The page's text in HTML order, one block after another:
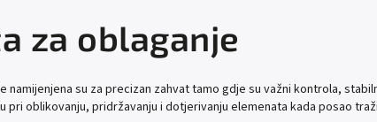
za oblaganje
namijenjena su za precizan zahvat tamo gdje su važni kontrola,
pri oblikovanju, pridržavanju i dotjerivanju elemenata kada posao